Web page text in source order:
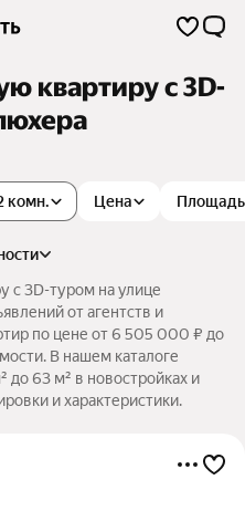
квартиру c 3D-
комн. Цена Площадь
c 3D-туром на улице
от агентств и
по цене от 6 505 000 ₽ до
В нашем каталоге
63 м² в новостройках и
и характеристики.